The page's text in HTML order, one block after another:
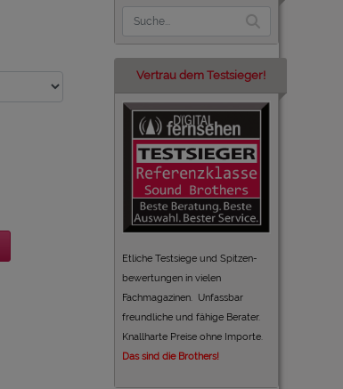
Vertrau dem Testsieger!
Etliche Testsiege und Spitzen-
bewertungen in vielen
Fachmagazinen. Unfassbar
freundliche und fähige Berater.
Knallharte Preise ohne Importe.
Das sind die Brothers!